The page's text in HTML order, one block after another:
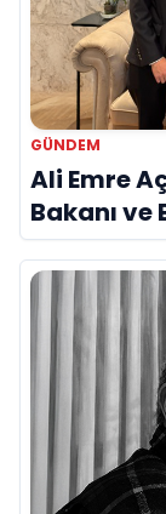
GÜNDEM
Ali Emre
Bakanı ve
Bir Araya